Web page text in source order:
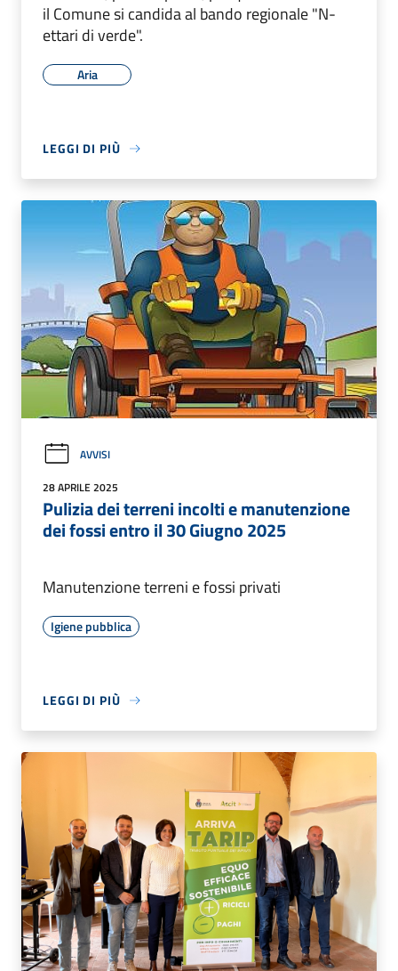
il Comune si candida al bando regionale "N-
ettari di verde".
Aria
LEGGI DI PIÙ
AVVISI
28 APRILE 2025
Pulizia dei terreni incolti e manutenzione
dei fossi entro il 30 Giugno 2025
Manutenzione terreni e fossi privati
Igiene pubblica
LEGGI DI PIÙ